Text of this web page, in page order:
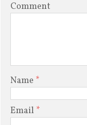
Comment
Name *
Email *